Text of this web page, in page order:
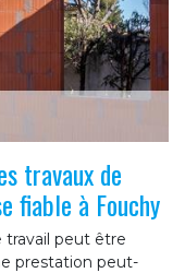
travaux de
fiable à Fouchy
travail peut être
prestation peut-